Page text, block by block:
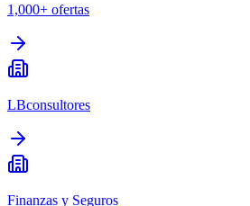
1,000+ ofertas
LBconsultores
Finanzas y Seguros